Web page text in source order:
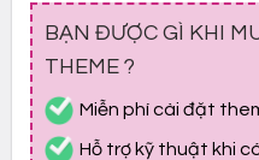
là:
BẠN ĐƯỢC GÌ KHI
THEME ?
Miễn phí cài đặt
Hỗ trợ kỹ thuật khi